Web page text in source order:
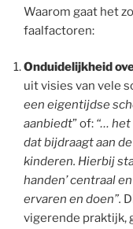
Waarom gaat het
faalfactoren:
Onduidelijkheid
uit visies van vele
een eigentijdse
aanbiedt” of: “…
dat bijdraagt aan
kinderen. Hierbij
handen’ centraal
ervaren en doen”.
vigerende praktijk,